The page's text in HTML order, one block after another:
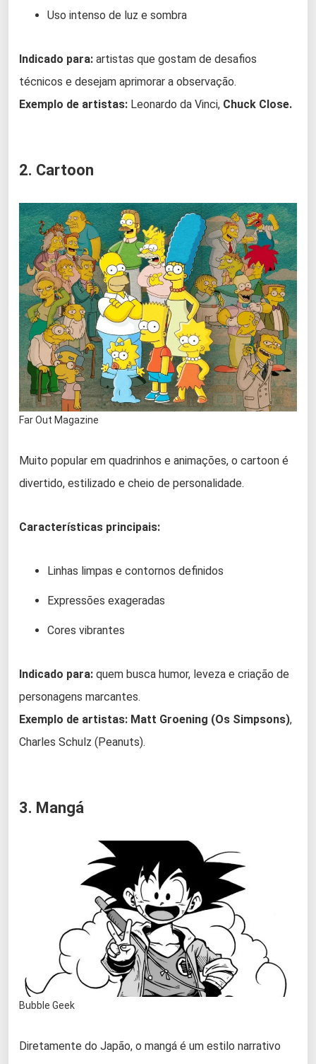
Uso intenso de luz e sombra
Indicado para: artistas que gostam de desafios
técnicos e desejam aprimorar a observação.
Exemplo de artistas: Leonardo da Vinci, Chuck Close.
2. Cartoon
Far Out Magazine
Muito popular em quadrinhos e animações, o cartoon é
divertido, estilizado e cheio de personalidade.
Características principais:
Linhas limpas e contornos definidos
Expressões exageradas
Cores vibrantes
Indicado para: quem busca humor, leveza e criação de
personagens marcantes.
Exemplo de artistas: Matt Groening (Os Simpsons),
Charles Schulz (Peanuts).
3. Mangá
Bubble Geek
Diretamente do Japão, o mangá é um estilo narrativo